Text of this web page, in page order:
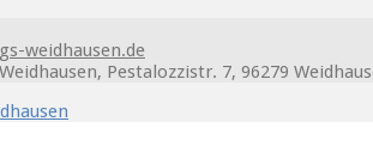
weidhausen.de
Pestalozzistr. 7, 96279